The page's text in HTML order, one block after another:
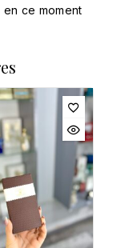
ce moment